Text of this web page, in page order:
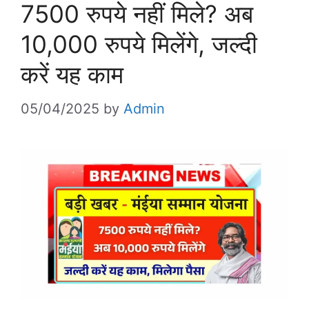
7500 रुपये नहीं मिले? अब
10,000 रुपये मिलेंगे, जल्दी
करें यह काम
05/04/2025 by Admin